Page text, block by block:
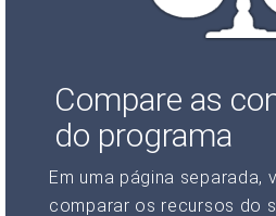
Compare as
do programa
Em uma página separada,
comparar os recursos do